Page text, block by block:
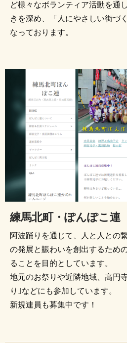
ど様々なボランティア活動を通
きを深め、「人にやさしい街づ
なっております。
練馬北町・ぽんぽこ連
阿波踊りを通じて、人と人との
の発展と賑わいを創出するため
ることを目的としています。
地元のお祭りや近隣地域、高円
り｣などにも参加しています。
新規連員も募集中です！